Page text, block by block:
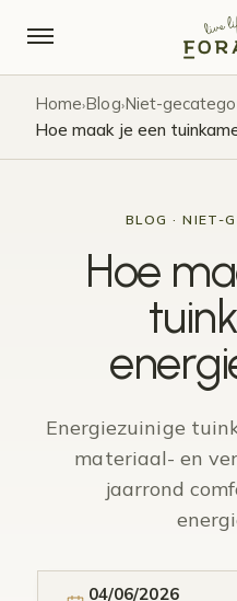
Home›Blog›Niet-
Hoe maak je een
BLOG · NIET-
Hoe
Energiezuinige
materiaal- en
jaarrond
04/06/2026